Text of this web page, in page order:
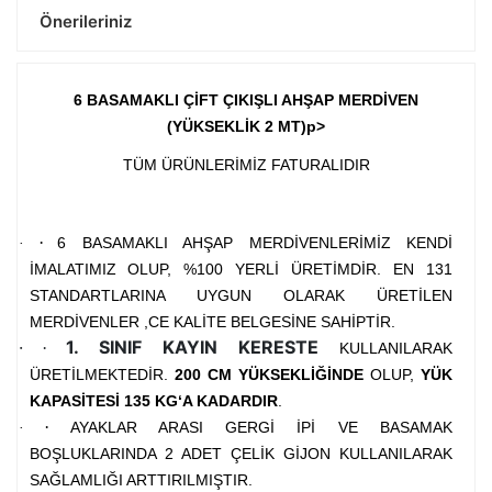
Önerileriniz
6 BASAMAKLI ÇİFT ÇIKIŞLI AHŞAP MERDİVEN
(YÜKSEKLİK 2 MT)p>
TÜM ÜRÜNLERİMİZ FATURALIDIR
· ·
6 BASAMAKLI AHŞAP MERDİVENLERİMİZ KENDİ
İMALATIMIZ OLUP, %100 YERLİ ÜRETİMDİR. EN 131
STANDARTLARINA UYGUN OLARAK ÜRETİLEN
MERDİVENLER ,CE KALİTE BELGESİNE SAHİPTİR.
· · 1. SINIF KAYIN KERESTE KULLANILARAK
ÜRETİLMEKTEDİR. 200 CM YÜKSEKLİĞİNDEOLUP,YÜK
KAPASİTESİ 135 KG‘A KADARDIR.
· ·
AYAKLAR ARASI GERGİ İPİ VE BASAMAK
BOŞLUKLARINDA 2 ADET ÇELİK GİJON KULLANILARAK
SAĞLAMLIĞI ARTTIRILMIŞTIR.